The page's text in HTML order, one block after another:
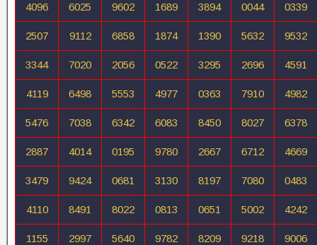
4096 6025 9602 1689 3894 0044 0339
2507 9112 6858 1874 1390 5632 9532
3344 7020 2056 0522 3295 2696 4591
4119 6498 5553 4977 0363 7910 4982
5476 7038 6342 6083 8450 8027 6378
2887 4014 0195 9780 2667 6712 4669
3479 9424 0681 3130 8197 7080 0483
4110 8491 8022 0813 0651 5002 4242
1155 2997 5640 9782 8209 9218 9006